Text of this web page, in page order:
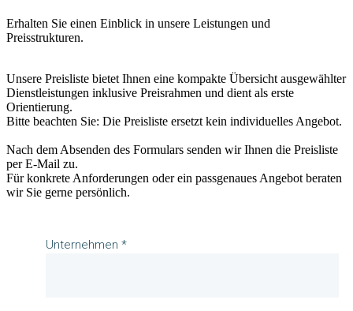
Erhalten Sie einen Einblick in unsere Leistungen und
Preisstrukturen.
Unsere Preisliste bietet Ihnen eine kompakte Übersicht ausgewählter
Dienstleistungen inklusive Preisrahmen und dient als erste
Orientierung.
Bitte beachten Sie: Die Preisliste ersetzt kein individuelles Angebot.
Nach dem Absenden des Formulars senden wir Ihnen die Preisliste
per E-Mail zu.
Für konkrete Anforderungen oder ein passgenaues Angebot beraten
wir Sie gerne persönlich.
Unternehmen *